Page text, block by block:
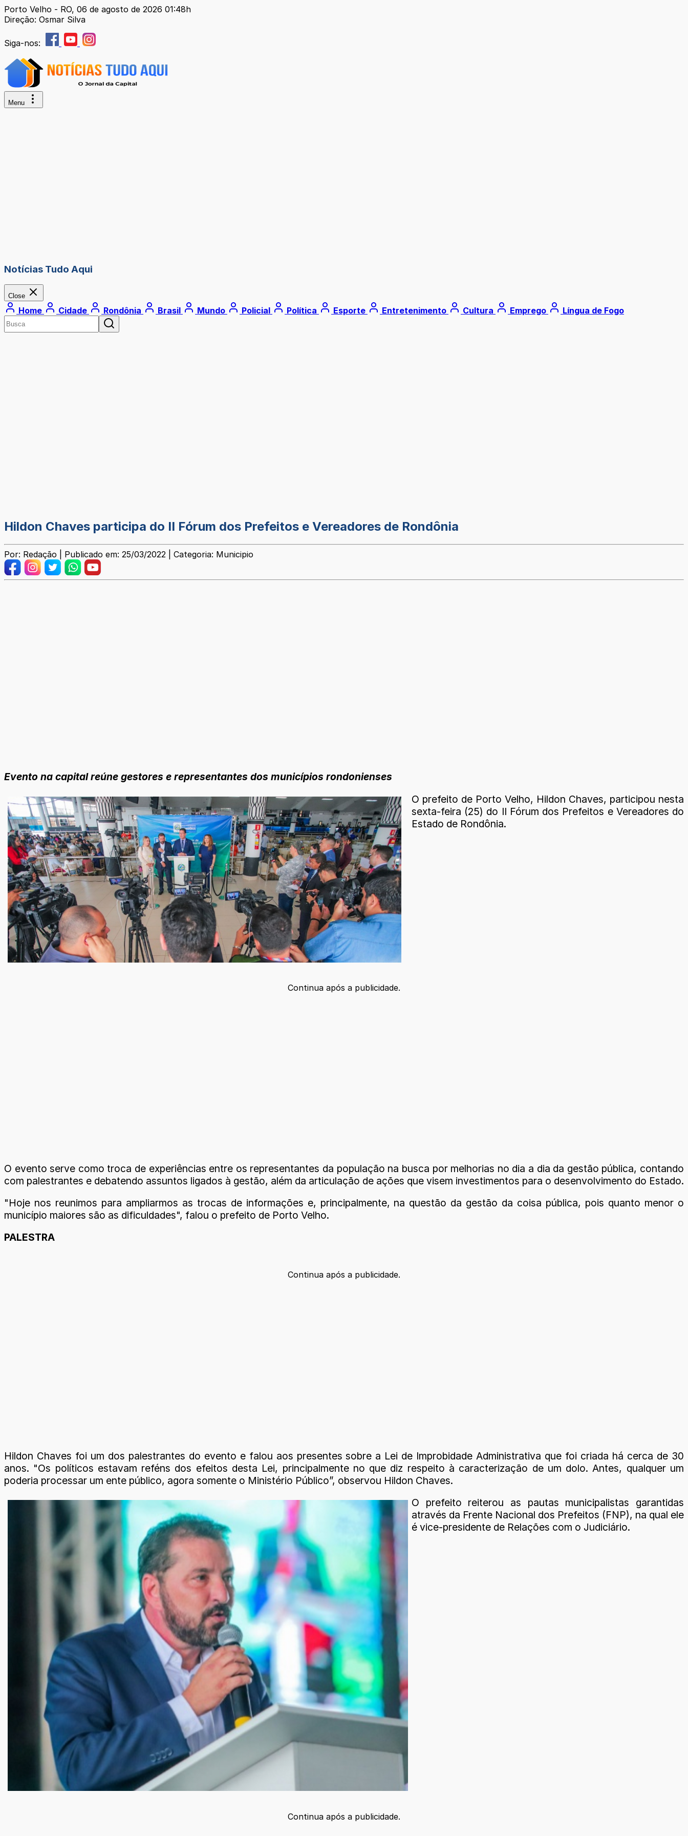
Porto Velho - RO, 06 de agosto de 2026 01:48h
Direção: Osmar Silva
Siga-nos:
Menu
Notícias Tudo Aqui
Close
Home Cidade Rondônia Brasil Mundo Policial Política Esporte Entretenimento Cultura Emprego Língua de Fogo
Hildon Chaves participa do II Fórum dos Prefeitos e Vereadores de Rondônia
Por: Redação | Publicado em: 25/03/2022 | Categoria: Municipio
Evento na capital reúne gestores e representantes dos municípios rondonienses
O prefeito de Porto Velho, Hildon Chaves, participou nesta
sexta-feira (25) do II Fórum dos Prefeitos e Vereadores do
Estado de Rondônia.
Continua após a publicidade.
O evento serve como troca de experiências entre os representantes da população na busca por melhorias no dia a dia da gestão pública, contando
com palestrantes e debatendo assuntos ligados à gestão, além da articulação de ações que visem investimentos para o desenvolvimento do Estado.
"Hoje nos reunimos para ampliarmos as trocas de informações e, principalmente, na questão da gestão da coisa pública, pois quanto menor o
município maiores são as dificuldades", falou o prefeito de Porto Velho.
PALESTRA
Continua após a publicidade.
Hildon Chaves foi um dos palestrantes do evento e falou aos presentes sobre a Lei de Improbidade Administrativa que foi criada há cerca de 30
anos. "Os políticos estavam reféns dos efeitos desta Lei, principalmente no que diz respeito à caracterização de um dolo. Antes, qualquer um
poderia processar um ente público, agora somente o Ministério Público”, observou Hildon Chaves.
O prefeito reiterou as pautas municipalistas garantidas
através da Frente Nacional dos Prefeitos (FNP), na qual ele
é vice-presidente de Relações com o Judiciário.
Continua após a publicidade.